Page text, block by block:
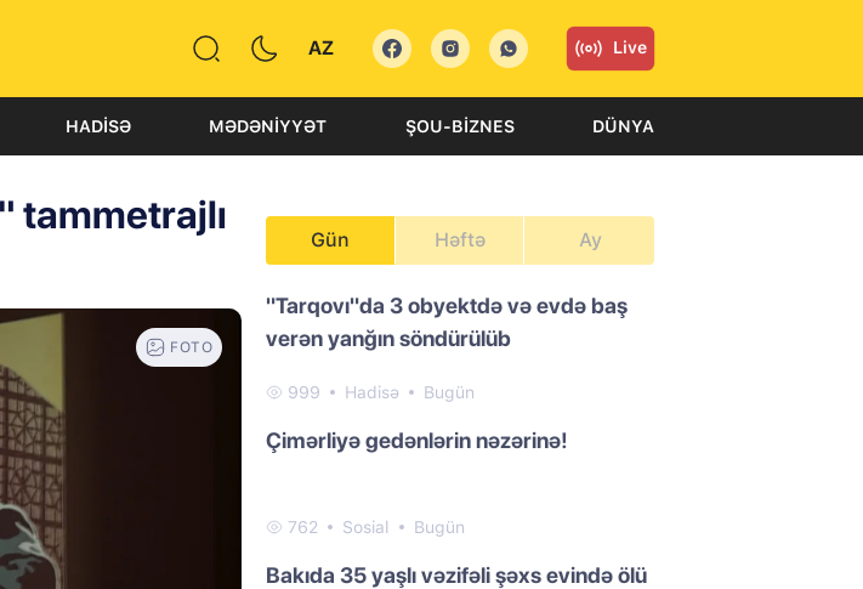
AZ Live
HADISƏ MƏDƏNIYYƏT ŞOU-BIZNES DÜNYA
tammetrajlı
FOTO
Gün Həftə Ay
"Tarqovı"da 3 obyektdə və evdə baş
verən yanğın söndürülüb
999 Hadisə Bugün
Çimərliyə gedənlərin nəzərinə!
762 Sosial Bugün
Bakıda 35 yaşlı vəzifəli şəxs evində ölü